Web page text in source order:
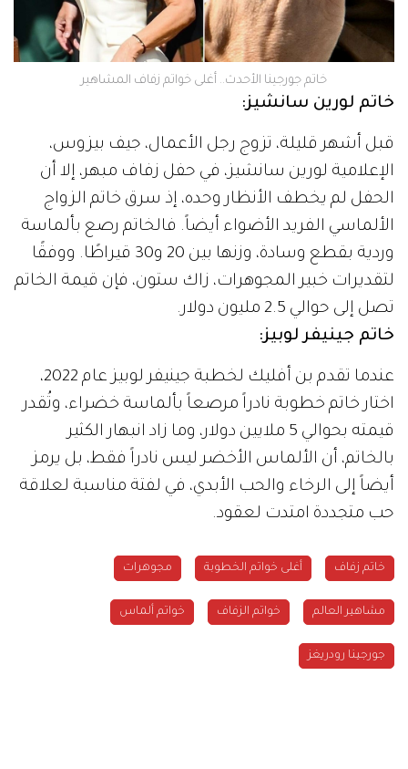
خاتم جورجينا الأحدث.. أغلى خواتم زفاف المشاهير
خاتم لورين سانشيز:
قبل أشهر قليلة، تزوج رجل الأعمال، جيف بيزوس،
الإعلامية لورين سانشيز، في حفل زفاف مبهر، إلا أن
الحفل لم يخطف الأنظار وحده، إذ سرق خاتم الزواج
الألماسي الفريد الأضواء أيضاً. فالخاتم رصع بألماسة
وردية بقطع وسادة، وزنها بين 20 و30 قيراطًا. ووفقًا
لتقديرات خبير المجوهرات، زاك ستون، فإن قيمة الخاتم
تصل إلى حوالي 2.5 مليون دولار.
خاتم جينيفر لوبيز:
عندما تقدم بن أفليك لخطبة جينيفر لوبيز عام 2022،
اختار خاتم خطوبة نادراً مرصعاً بألماسة خضراء، وتُقدر
قيمته بحوالي 5 ملايين دولار، وما زاد انبهار الكثير
بالخاتم، أن الألماس الأخضر ليس نادراً فقط، بل يرمز
أيضاً إلى الرخاء والحب الأبدي، في لفتة مناسبة لعلاقة
حب متجددة امتدت لعقود.
خاتم زفاف أغلى خواتم الخطوبة مجوهرات
مشاهير العالم خواتم الزفاف خواتم ألماس
جورجينا رودريغز